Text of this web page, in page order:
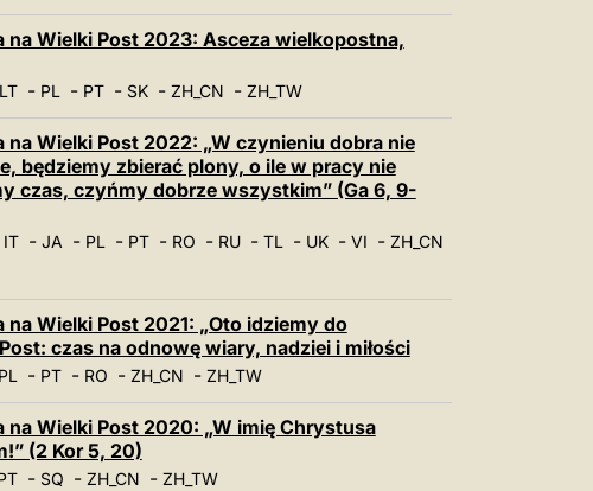
na Wielki Post 2023: Asceza wielkopostna,
LT- PL- PT- SK- ZH_CN - ZH_TW
na Wielki Post 2022: „W czynieniu dobra nie
będziemy zbierać plony, o ile w pracy nie
czas, czyńmy dobrze wszystkim” (Ga 6, 9-
IT- JA- PL- PT- RO - RU- TL- UK- VI - ZH_CN
na Wielki Post 2021: „Oto idziemy do
czas na odnowę wiary, nadziei i miłości
PL- PT- RO - ZH_CN - ZH_TW
na Wielki Post 2020: „W imię Chrystusa
(2 Kor 5, 20)
- SQ - ZH_CN - ZH_TW